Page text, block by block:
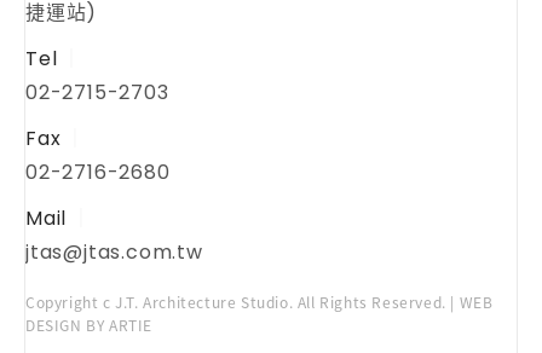
捷運站)
Tel
02-2715-2703
Fax
02-2716-2680
Mail
jtas@jtas.com.tw
Copyright c J.T. Architecture Studio. All Rights Reserved. | WEB
DESIGN BY ARTIE